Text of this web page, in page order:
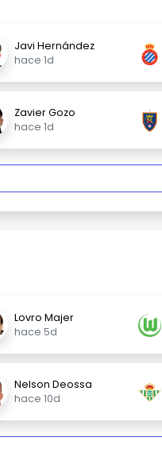
Javi Hernández
hace 1d
Zavier Gozo
hace 1d
Lovro Majer
hace 5d
Nelson Deossa
hace 10d